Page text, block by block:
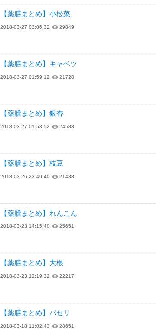
【薬膳まとめ】小松菜
2018-03-27 03:06:32 29849
【薬膳まとめ】キャベツ
2018-03-27 01:59:12 21728
【薬膳まとめ】銀杏
2018-03-27 01:53:52 24588
【薬膳まとめ】枝豆
2018-03-26 23:40:40 21438
【薬膳まとめ】れんこん
2018-03-23 14:15:40 25651
【薬膳まとめ】大根
2018-03-23 12:19:32 22217
【薬膳まとめ】パセリ
2018-03-18 11:02:43 28651